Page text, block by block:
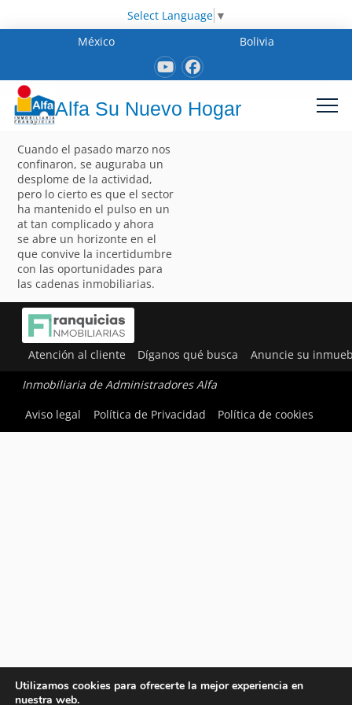
Select Language ▼
México
Bolivia
Alfa Su Nuevo Hogar
Cuando el pasado marzo nos
confinaron, se auguraba un
desplome de la actividad,
pero lo cierto es que el sector
ha mantenido el pulso en un
at tan complicado y ahora
se abre un horizonte en el
que convive la incertidumbre
con las oportunidades para
las cadenas inmobiliarias.
Atención al cliente Díganos qué busca Anuncie su
Inmobiliaria de Administradores Alfa
Aviso legal
Política de Privacidad Política de cookies
Utilizamos cookies para ofrecerte la mejor experiencia en
nuestra web.